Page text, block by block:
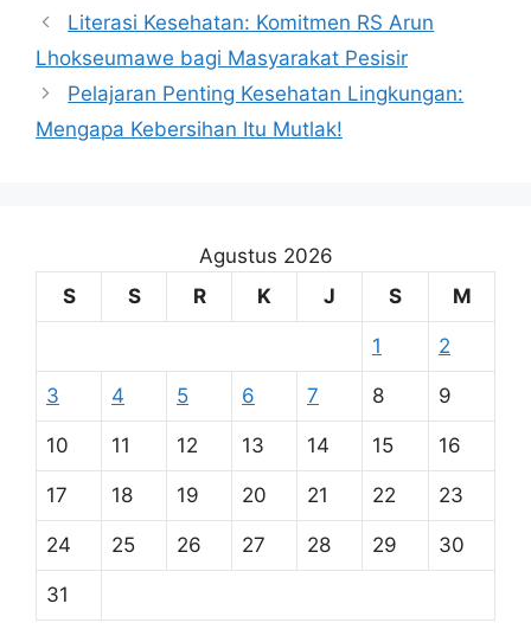
Literasi Kesehatan: Komitmen RS Arun
Lhokseumawe bagi Masyarakat Pesisir
Pelajaran Penting Kesehatan Lingkungan:
Mengapa Kebersihan Itu Mutlak!
Agustus 2026
S
S R K J S M
1 2
3 4 5 6 7 8 9
10 11 12 13 14 15 16
17 18 19 20 21 22 23
24 25 26 27 28 29 30
31